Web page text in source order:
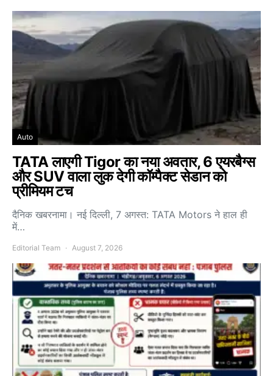
Auto
TATA लाएगी Tigor का नया अवतार, 6 एयरबैग्स
और SUV वाला लुक देगी कॉम्पैक्ट सेडान को
प्रीमियम टच
दैनिक खबरनामा। नई दिल्ली, 7 अगस्त: TATA Motors ने हाल ही
में…
Editorial Team August 7, 2026